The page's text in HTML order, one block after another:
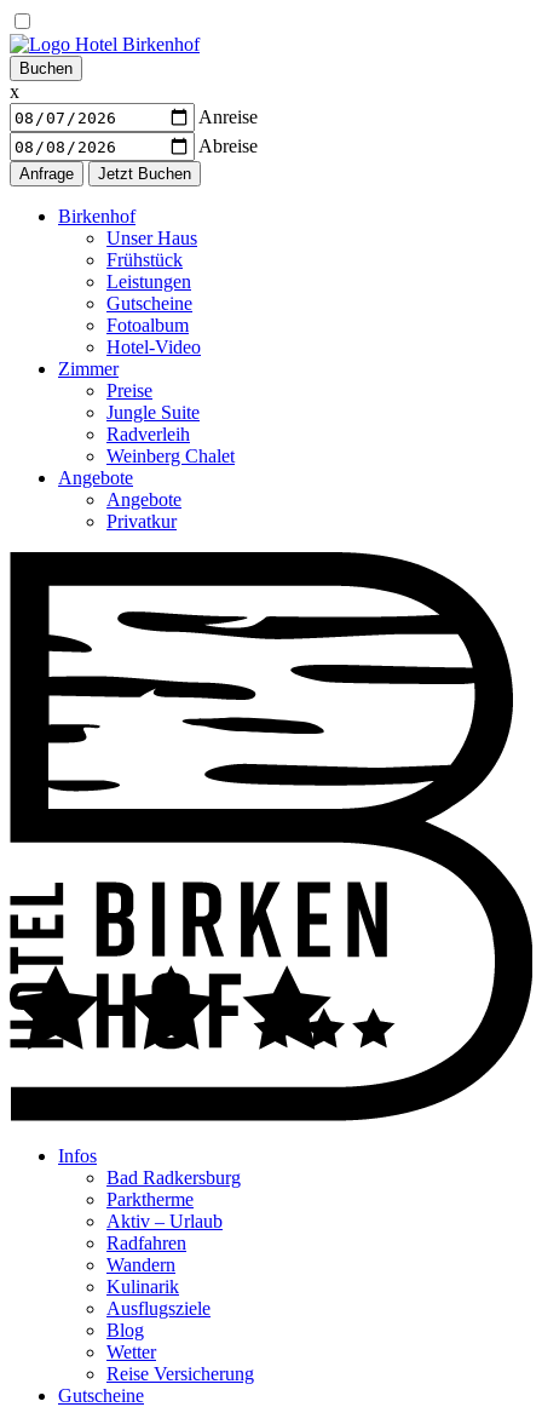
Warenkorb
Buchen
x
Anreise
Abreise
Birkenhof
Unser Haus
Frühstück
Leistungen
Gutscheine
Fotoalbum
Hotel-Video
Zimmer
Preise
Jungle Suite
Radverleih
Weinberg Chalet
Angebote
Angebote
Privatkur
Infos
Bad Radkersburg
Parktherme
Aktiv – Urlaub
Radfahren
Wandern
Kulinarik
Ausflugsziele
Blog
Wetter
Reise Versicherung
Gutscheine